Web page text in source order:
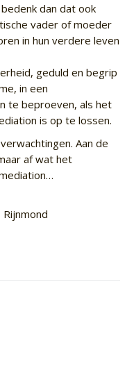
dan dat ook
vader of moeder
in hun verdere leven
geduld en begrip
in een
te beproeven, als het
is op te lossen.
Aan de
af wat het